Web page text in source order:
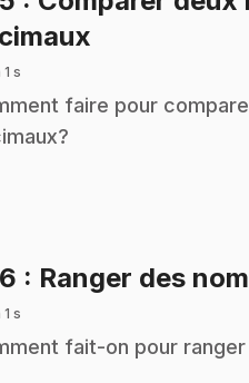
s
faire pour
: Ranger des
s
fait-on pour